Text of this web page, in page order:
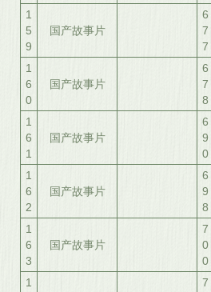
1
5
9
国产故事片
6
7
7
1
6
0
国产故事片
6
7
8
1
6
1
国产故事片
6
9
0
1
6
2
国产故事片
6
9
8
1
6
3
国产故事片
7
0
0
1
7